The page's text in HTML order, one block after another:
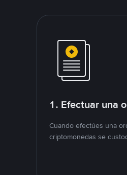
1. Efectuar una
Cuando efectúes una
criptomonedas se